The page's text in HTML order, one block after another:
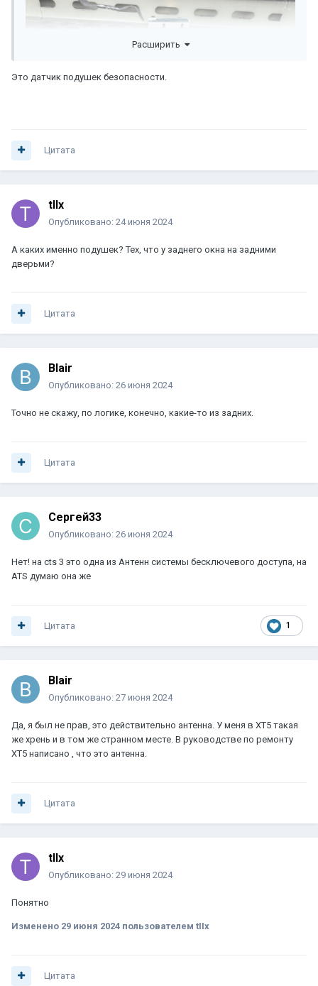
Расширить
Это датчик подушек безопасности.
Цитата
tIIx
Опубликовано: 24 июня 2024
А каких именно подушек? Тех, что у заднего окна на задними
дверьми?
Цитата
Blair
Опубликовано: 26 июня 2024
Точно не скажу, по логике, конечно, какие-то из задних.
Цитата
Сергей33
Опубликовано: 26 июня 2024
Нет! на cts 3 это одна из Антенн системы бесключевого доступа, на
ATS думаю она же
1
Цитата
Blair
Опубликовано: 27 июня 2024
Да, я был не прав, это действительно антенна. У меня в XT5 такая
же хрень и в том же странном месте. В руководстве по ремонту
XT5 написано , что это антенна.
Цитата
tIIx
Опубликовано: 29 июня 2024
Понятно
Изменено 29 июня 2024 пользователем tIIx
Цитата